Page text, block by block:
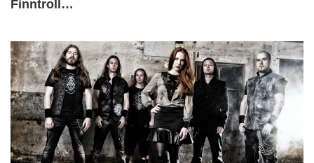
Finntroll…